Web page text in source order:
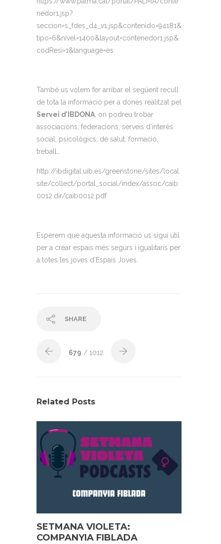
nedor1.jsp?
seccion=s_fdes_d4_v1.jsp&contenido=94181&
tipo=6&nivel=1400&layout=contenedor1.jsp&
codResi=1&language=es
També us volem fer arribar el següent recull
de tota la informació per a dones realitzat pel
Servei d’IBDONA , on podreu trobar
associacions, federacions, serveis d’interès
social, psicològics, de salut, formació,
treball…
http://ibdigital.uib.es/greenstone/sites/local
site/collect/portal_social/index/assoc/caib
0012.dir/caib0012.pdf
Esperem que aquesta informació us sigui útil
per a crear espais més segurs i igualitaris per
a totes les joves d’Espais Joves.
SHARE
679 / 1012
Related Posts
SETMANA VIOLETA:
COMPANYIA FIBLADA